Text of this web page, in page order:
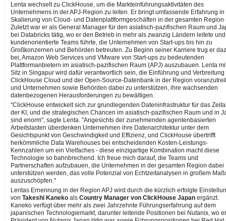
Lenta wechselt zu ClickHouse, um die Markteinführungsaktivitäten des
Unternehmens in der APJ-Region zu leiten. Er bringt umfassende Erfahrung in
Skalierung von Cloud- und Datenplattformgeschäften in der gesamten Region
Zuletzt war er als General Manager für den asiatisch-pazifischen Raum und
bei Databricks tätig, wo er den Betrieb in mehr als zwanzig Ländern leitete und
kundenorientierte Teams führte, die Unternehmen von Start-ups bis hin zu
Großkonzernen und Behörden betreuten. Zu Beginn seiner Karriere trug er
bei, Amazon Web Services und VMware von Start-ups zu bedeutenden
Plattformanbietern im asiatisch-pazifischen Raum (APJ) auszubauen. Lenta
Sitz in Singapur wird dafür verantwortlich sein, die Einführung und Verbreitung
ClickHouse Cloud und der Open-Source-Datenbank in der Region
und Unternehmen sowie Behörden dabei zu unterstützen, ihre wachsenden
datenbezogenen Herausforderungen zu bewältigen.
"ClickHouse entwickelt sich zur grundlegenden Dateninfrastruktur für das
der KI, und die strategischen Chancen im asiatisch-pazifischen Raum und in
sind enorm", sagte Lenta. "Angesichts der zunehmenden agentenbasierten
Arbeitslasten überdenken Unternehmen ihre Datenarchitektur unter dem
Gesichtspunkt von Geschwindigkeit und Effizienz, und ClickHouse übertrifft
herkömmliche Data Warehouses bei entscheidenden Kosten-Leistungs-
Kennzahlen um ein Vielfaches - diese einzigartige Kombination macht diese
Technologie so bahnbrechend. Ich freue mich darauf, die Teams und
Partnerschaften aufzubauen, die Unternehmen in der gesamten Region dabei
unterstützen werden, das volle Potenzial von Echtzeitanalysen in großem
auszuschöpfen."
Lentas Ernennung in der Region APJ wird durch die kürzlich erfolgte
von Takeshi Kaneko als Country Manager von ClickHouse Japan ergänzt.
Kaneko verfügt über mehr als zwei Jahrzehnte Führungserfahrung auf dem
japanischen Technologiemarkt, darunter leitende Positionen bei Nutanix, wo